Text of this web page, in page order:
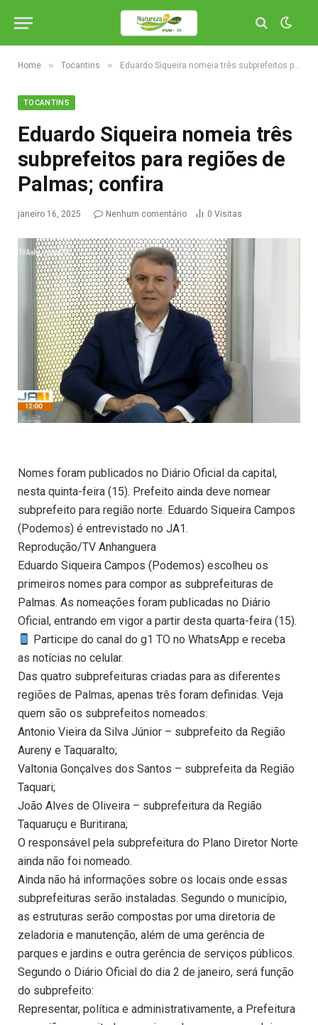
Home » Tocantins » Eduardo Siqueira nomeia três subprefeitos para regiões de Palmas; confira
TOCANTINS
Eduardo Siqueira nomeia três
subprefeitos para regiões de
Palmas; confira
janeiro 16, 2025 Nenhum comentário 0 Visitas
Nomes foram publicados no Diário Oficial da capital,
nesta quinta-feira (15). Prefeito ainda deve nomear
subprefeito para região norte. Eduardo Siqueira Campos
(Podemos) é entrevistado no JA1.
Reprodução/TV Anhanguera
Eduardo Siqueira Campos (Podemos) escolheu os
primeiros nomes para compor as subprefeituras de
Palmas. As nomeações foram publicadas no Diário
Oficial, entrando em vigor a partir desta quarta-feira (15).
Participe do canal do g1 TO no WhatsApp e receba
as notícias no celular.
Das quatro subprefeituras criadas para as diferentes
regiões de Palmas, apenas três foram definidas. Veja
quem são os subprefeitos nomeados:
Antonio Vieira da Silva Júnior – subprefeito da Região
Aureny e Taquaralto;
Valtonia Gonçalves dos Santos – subprefeita da Região
Taquari;
João Alves de Oliveira – subprefeitura da Região
Taquaruçu e Buritirana;
O responsável pela subprefeitura do Plano Diretor Norte
ainda não foi nomeado.
Ainda não há informações sobre os locais onde essas
subprefeituras serão instaladas. Segundo o município,
as estruturas serão compostas por uma diretoria de
zeladoria e manutenção, além de uma gerência de
parques e jardins e outra gerência de serviços públicos.
Segundo o Diário Oficial do dia 2 de janeiro, será função
do subprefeito:
Representar, política e administrativamente, a Prefeitura